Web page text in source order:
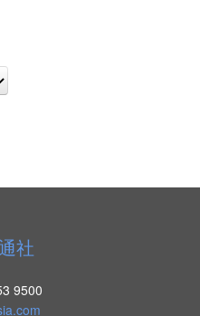
社
9500